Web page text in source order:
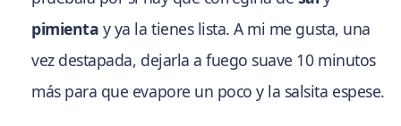
pimienta y ya la tienes lista. A mi me gusta, una
vez destapada, dejarla a fuego suave 10 minutos
más para que evapore un poco y la salsita espese.